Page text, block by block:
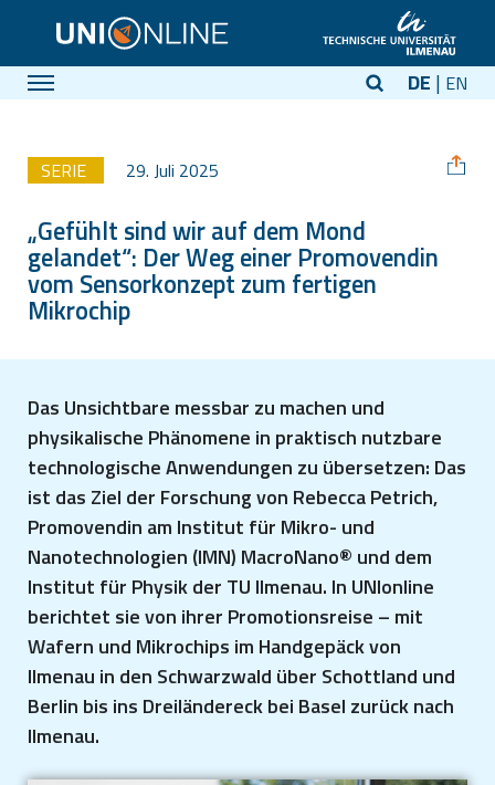
DE EN
SERIE 29. Juli 2025
„Gefühlt sind wir auf dem Mond
gelandet“: Der Weg einer Promovendin
vom Sensorkonzept zum fertigen
Mikrochip
Das Unsichtbare messbar zu machen und
physikalische Phänomene in praktisch nutzbare
technologische Anwendungen zu übersetzen: Das
ist das Ziel der Forschung von Rebecca Petrich,
Promovendin am Institut für Mikro- und
Nanotechnologien (IMN) MacroNano® und dem
Institut für Physik der TU Ilmenau. In UNIonline
berichtet sie von ihrer Promotionsreise – mit
Wafern und Mikrochips im Handgepäck von
Ilmenau in den Schwarzwald über Schottland und
Berlin bis ins Dreiländereck bei Basel zurück nach
Ilmenau.